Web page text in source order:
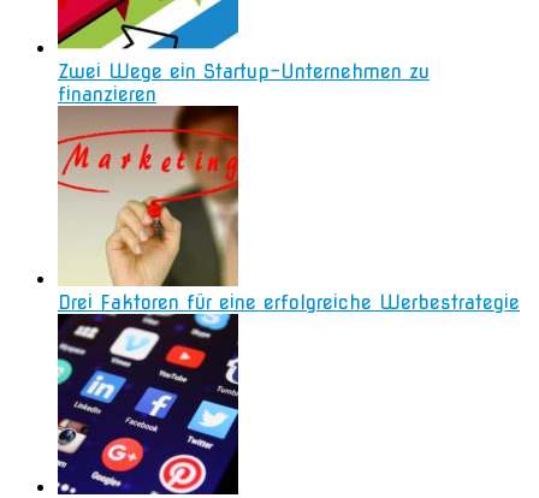
Zwei Wege ein Startup-Unternehmen zu
finanzieren
Drei Faktoren für eine erfolgreiche Werbestrategie